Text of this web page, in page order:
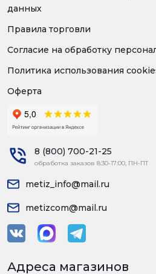
данных
Правила торговли
Согласие на обработку
Политика использования
Оферта
8 (800) 700-21-25
обработка заказов 8:30-17:00, ПН-ПТ
metiz_info@mail.ru
metizcom@mail.ru
Адреса магазинов